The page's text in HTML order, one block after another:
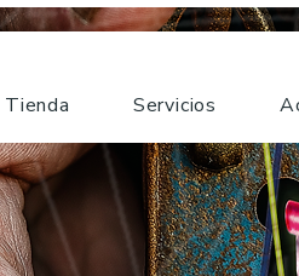
Tienda Servicios